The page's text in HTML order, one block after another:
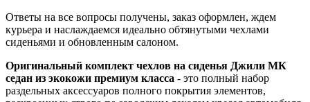
Ответы на все вопросы получены, заказ оформлен, ждем
курьера и наслаждаемся идеально обтянутыми чехлами
сиденьями и обновленным салоном.
Оригинальный комплект чехлов на сиденья Джили МК
седан из экокожи премиум класса - это полный набор
раздельных аксессуаров полного покрытия элементов,